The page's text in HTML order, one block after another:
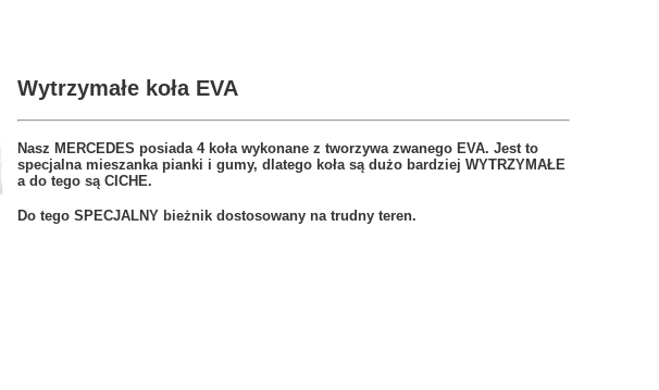
Wytrzymałe koła EVA
Nasz MERCEDES posiada 4 koła wykonane z tworzywa zwanego EVA. Jest to
specjalna mieszanka pianki i gumy, dlatego koła są dużo bardziej WYTRZYMAŁE
a do tego są CICHE.
Do tego SPECJALNY bieżnik dostosowany na trudny teren.